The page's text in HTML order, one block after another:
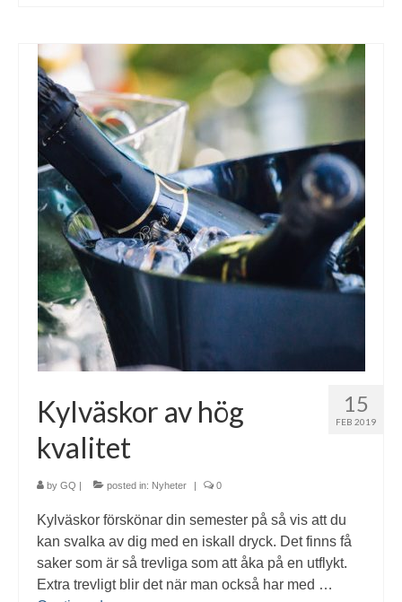
15
FEB 2019
Kylväskor av hög
kvalitet
by GQ | posted in: Nyheter | 0
Kylväskor förskönar din semester på så vis att du
kan svalka av dig med en iskall dryck. Det finns få
saker som är så trevliga som att åka på en utflykt.
Extra trevligt blir det när man också har med …